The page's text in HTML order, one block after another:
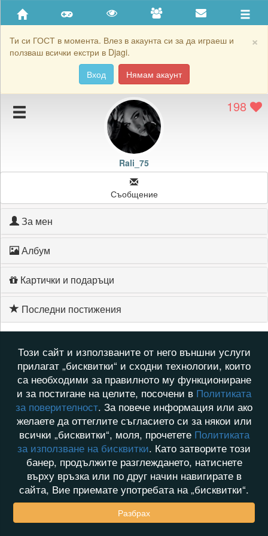
×
Ти си ГОСТ в момента. Влез в акаунта си за да играеш и
ползваш всички екстри в Djagi.
Вход
Нямам акаунт
Приятели
Хронология на игри
Подаръците на Rali_75
Картичките на Rali_75
198
Rali_75
Съобщение
За мен
Албум
Картички и подаръци
Последни постижения
Този сайт и използваните от него външни услуги
прилагат „бисквитки“ и сходни технологии, които
са необходими за правилното му функциониране
и за постигане на целите, посочени в Политиката
за поверителност. За повече информация или ако
желаете да оттеглите съгласието си за някои или
всички „бисквитки“, моля, прочетете Политиката
за използване на бисквитки. Като затворите този
банер, продължите разглеждането, натиснете
върху връзка или по друг начин навигирате в
сайта, Вие приемате употребата на „бисквитки“.
Разбрах